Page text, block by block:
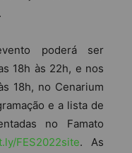
poderá ser
18h às 22h, e nos
18h, no Cenarium
e a lista de
no Famato
FES2022site. As